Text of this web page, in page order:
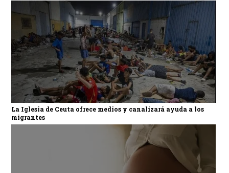
La Iglesia de Ceuta ofrece medios y canalizará ayuda a los
migrantes